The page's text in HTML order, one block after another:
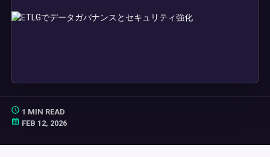
1 MIN READ
FEB 12, 2026